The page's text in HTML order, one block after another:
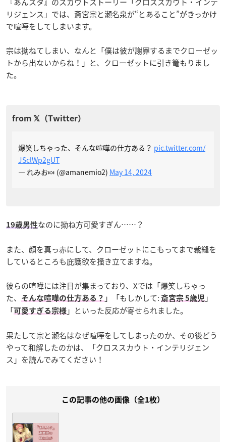
リジェンス」では、斎宮宗と瀬名泉が“とあること”がきっかけ
で喧嘩をしてしまいます。
宗は拗ねてしまい、なんと「僕は彼が謝罪するまでクローゼッ
トから出ないからね！」と、クローゼットに引き篭もりまし
た。
爆笑しちゃった、そんな喧嘩の仕方ある？ pic.twitter.com/
JSclWp2gUT
— れみお🍬 (@amanemio2) May 14, 2024
19歳男性なのに拗ね方可愛すぎん……？
また、顔を真っ赤にして、クローゼットにこもってまで裁縫を
しているところも庇護欲を掻き立てますね。
彼らの喧嘩には注目が集まっており、Xでは「爆笑しちゃっ
た、
そんな喧嘩の仕方ある？ 」「もしかして: 斎宮宗 5歳児 」
「可愛すぎる宗様 」といった反応が寄せられました。
果たして宗と瀬名はなぜ喧嘩をしてしまったのか、その後どう
やって和解したのかは、「クロススカウト・インテリジェン
ス」を読んでみてください！
この記事の他の画像（全1枚）